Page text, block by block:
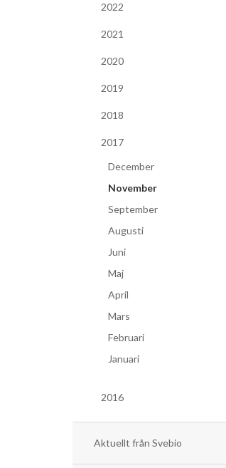
2022
2021
2020
2019
2018
2017
December
November
September
Augusti
Juni
Maj
April
Mars
Februari
Januari
2016
Aktuellt från Svebio